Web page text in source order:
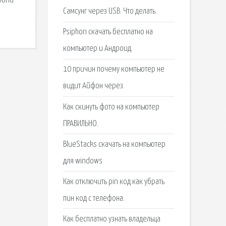
Самсунг через USB. Что делать.
Psiphon скачать бесплатно на
компьютер и Андроид.
10 причин почему компьютер не
видит Айфон через.
Как скинуть фото на компьютер
ПРАВИЛЬНО.
BlueStacks скачать на компьютер
для windows
Как отключить pin код как убрать
пин код с телефона.
Как бесплатно узнать владельца